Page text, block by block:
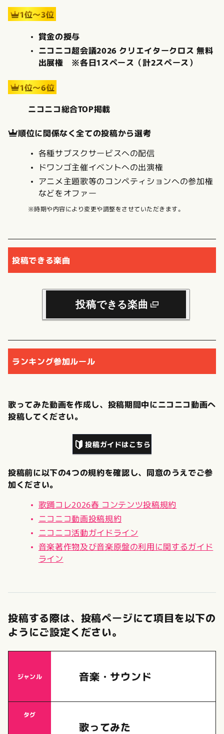
1位〜3位
賞金の授与
ニコニコ超会議2026 クリエイタークロス 無料
出展権 ※各日1スペース（計2スペース）
1位〜6位
ニコニコ総合TOP掲載
順位に関係なく全ての投稿から選考
各種サブスクサービスへの配信
ドワンゴ主催イベントへの出演権
アニメ主題歌等のコンペティションへの参加権
などをオファー
※時期や内容により変更や調整をさせていただきます。
投稿できる楽曲
投稿できる楽曲
ランキング参加ルール
歌ってみた動画を作成し、投稿期間中にニコニコ動画へ
投稿してください。
投稿ガイドはこちら
投稿前に以下の4つの規約を確認し、同意のうえでご参
加ください。
歌踊コレ2026春 コンテンツ投稿規約
ニコニコ動画投稿規約
ニコニコ活動ガイドライン
音楽著作物及び音楽原盤の利用に関するガイド
ライン
投稿する際は、投稿ページにて項目を以下の
ようにご設定ください。
ジャンル 音楽・サウンド
タグ
歌ってみた